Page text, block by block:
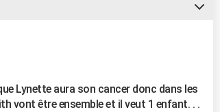
Lynette aura son cancer donc dans les
vont être ensemble et il veut 1 enfant. . .